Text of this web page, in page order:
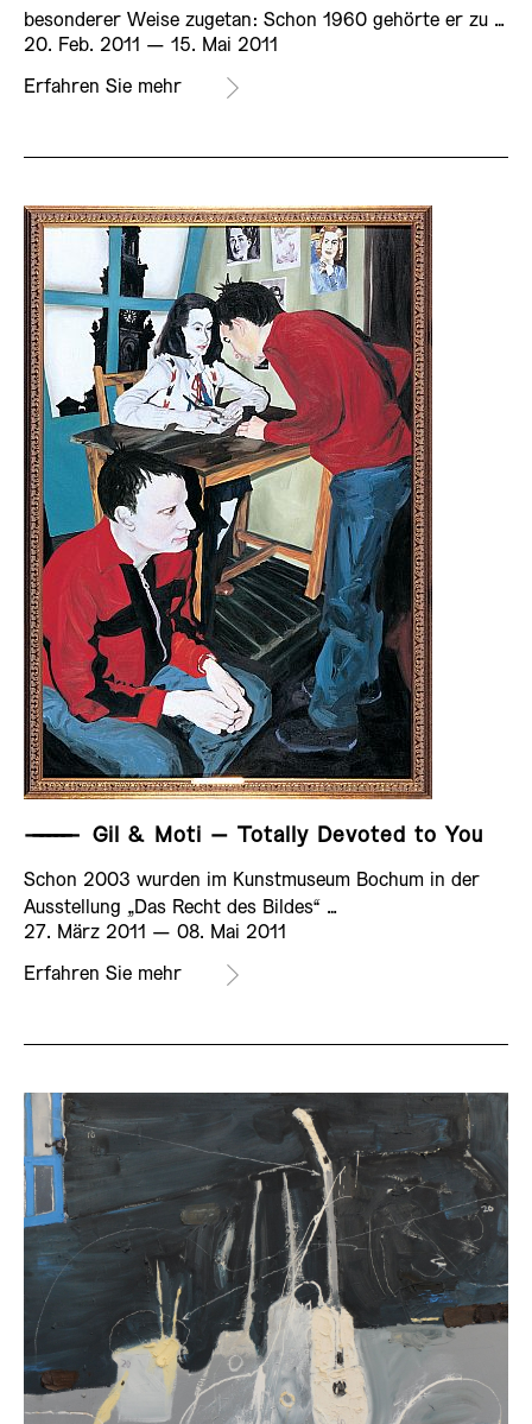
AUSSTELLUNG
besonderer Weise zugetan: Schon 1960 gehörte er zu …
20. Feb. 2011 ­— 15. Mai 2011
Erfahren Sie mehr
AUSSTELLUNG
—————— Gil & Moti – Totally Devoted to You
Schon 2003 wurden im Kunstmuseum Bochum in der
Ausstellung „Das Recht des Bildes“ …
27. März 2011 ­— 08. Mai 2011
Erfahren Sie mehr